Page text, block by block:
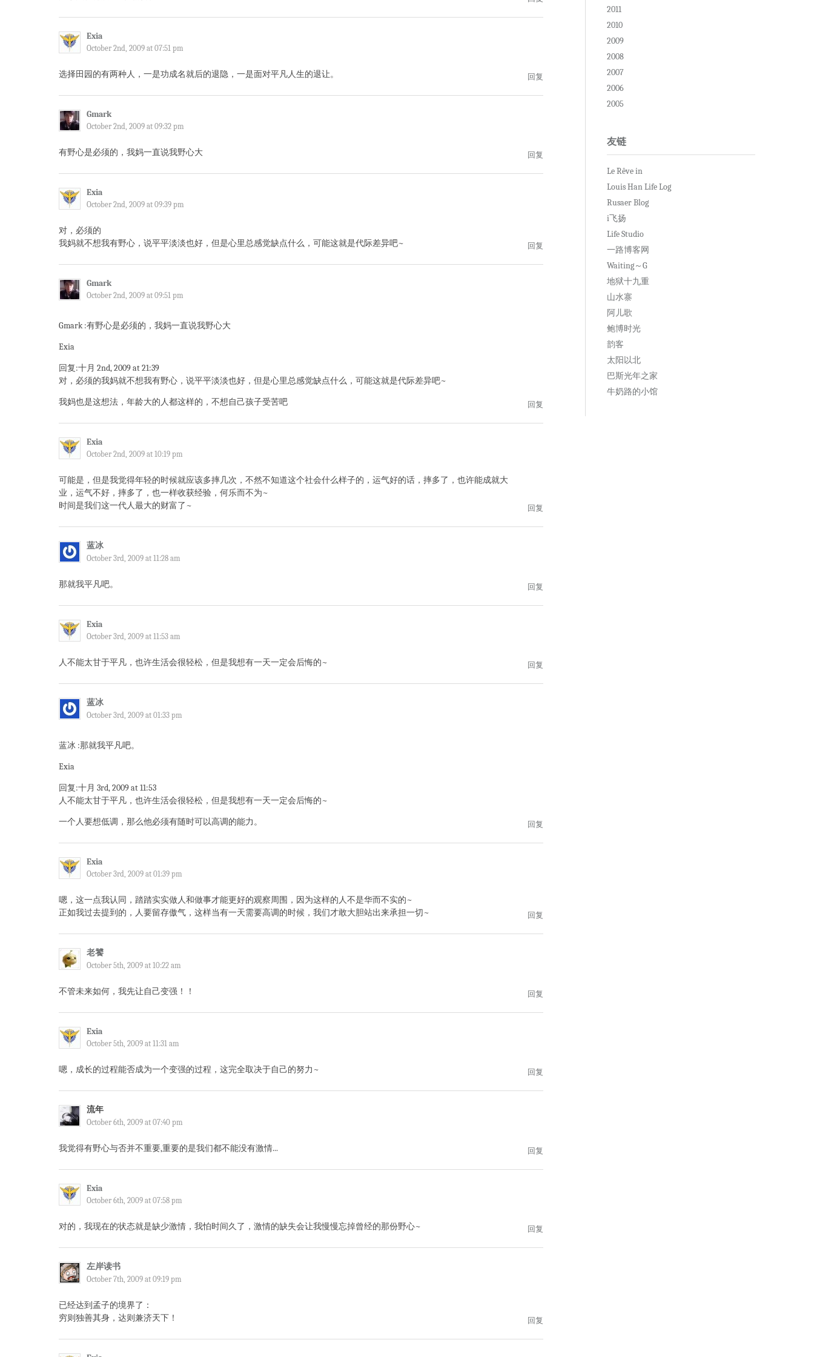
Exia
October 2nd, 2009 at 07:51 pm
选择田园的有两种人，一是功成名就后的退隐，一是面对平凡人生的退让。 回复
Gmark
October 2nd, 2009 at 09:32 pm
有野心是必须的，我妈一直说我野心大 回复
Exia
October 2nd, 2009 at 09:39 pm
对，必须的
我妈就不想我有野心，说平平淡淡也好，但是心里总感觉缺点什么，可能这就是代际差异吧~
回复
Gmark
October 2nd, 2009 at 09:51 pm
Gmark :有野心是必须的，我妈一直说我野心大
Exia
回复:十月 2nd, 2009 at 21:39
对，必须的我妈就不想我有野心，说平平淡淡也好，但是心里总感觉缺点什么，可能这就是代际差异吧~
我妈也是这想法，年龄大的人都这样的，不想自己孩子受苦吧 回复
Exia
October 2nd, 2009 at 10:19 pm
可能是，但是我觉得年轻的时候就应该多摔几次，不然不知道这个社会什么样子的，运气好的话，摔多了，也许能成就大
业，运气不好，摔多了，也一样收获经验，何乐而不为~
时间是我们这一代人最大的财富了~
回复
蓝冰
October 3rd, 2009 at 11:28 am
那就我平凡吧。 回复
Exia
October 3rd, 2009 at 11:53 am
人不能太甘于平凡，也许生活会很轻松，但是我想有一天一定会后悔的~ 回复
蓝冰
October 3rd, 2009 at 01:33 pm
蓝冰 :那就我平凡吧。
Exia
回复:十月 3rd, 2009 at 11:53
人不能太甘于平凡，也许生活会很轻松，但是我想有一天一定会后悔的~
一个人要想低调，那么他必须有随时可以高调的能力。 回复
Exia
October 3rd, 2009 at 01:39 pm
嗯，这一点我认同，踏踏实实做人和做事才能更好的观察周围，因为这样的人不是华而不实的~
正如我过去提到的，人要留存傲气，这样当有一天需要高调的时候，我们才敢大胆站出来承担一切~
回复
老饕
October 5th, 2009 at 10:22 am
不管未来如何，我先让自己变强！！ 回复
Exia
October 5th, 2009 at 11:31 am
嗯，成长的过程能否成为一个变强的过程，这完全取决于自己的努力~ 回复
流年
October 6th, 2009 at 07:40 pm
我觉得有野心与否并不重要,重要的是我们都不能没有激情... 回复
Exia
October 6th, 2009 at 07:58 pm
对的，我现在的状态就是缺少激情，我怕时间久了，激情的缺失会让我慢慢忘掉曾经的那份野心~ 回复
左岸读书
October 7th, 2009 at 09:19 pm
已经达到孟子的境界了：
穷则独善其身，达则兼济天下！
回复
2011
2010
2009
2008
2007
2006
2005
友链
Le Rêve in
Louis Han Life Log
Rusaer Blog
i飞扬
Life Studio
一路博客网
Waiting～G
地狱十九重
山水寨
阿儿歌
鲍博时光
韵客
太阳以北
巴斯光年之家
牛奶路的小馆